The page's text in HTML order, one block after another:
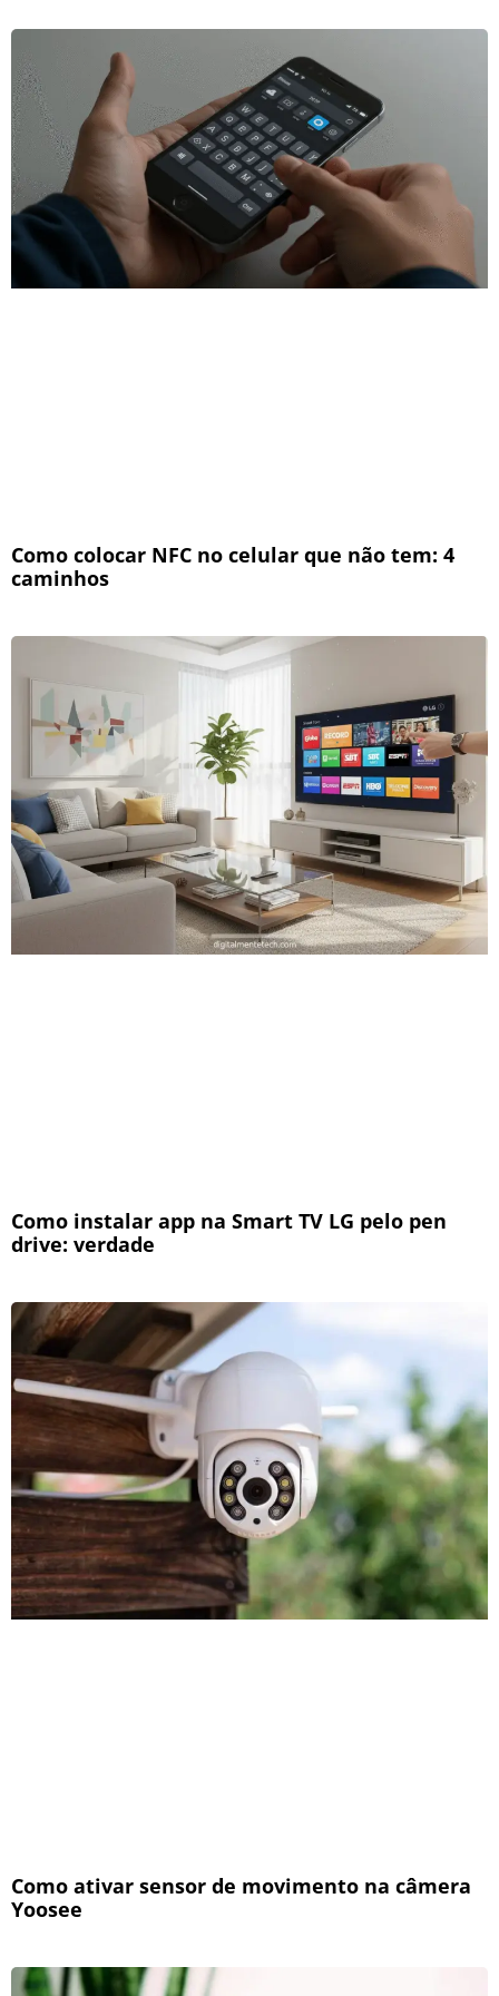
Como colocar NFC no celular que não tem: 4
caminhos
Como instalar app na Smart TV LG pelo pen
drive: verdade
Como ativar sensor de movimento na câmera
Yoosee